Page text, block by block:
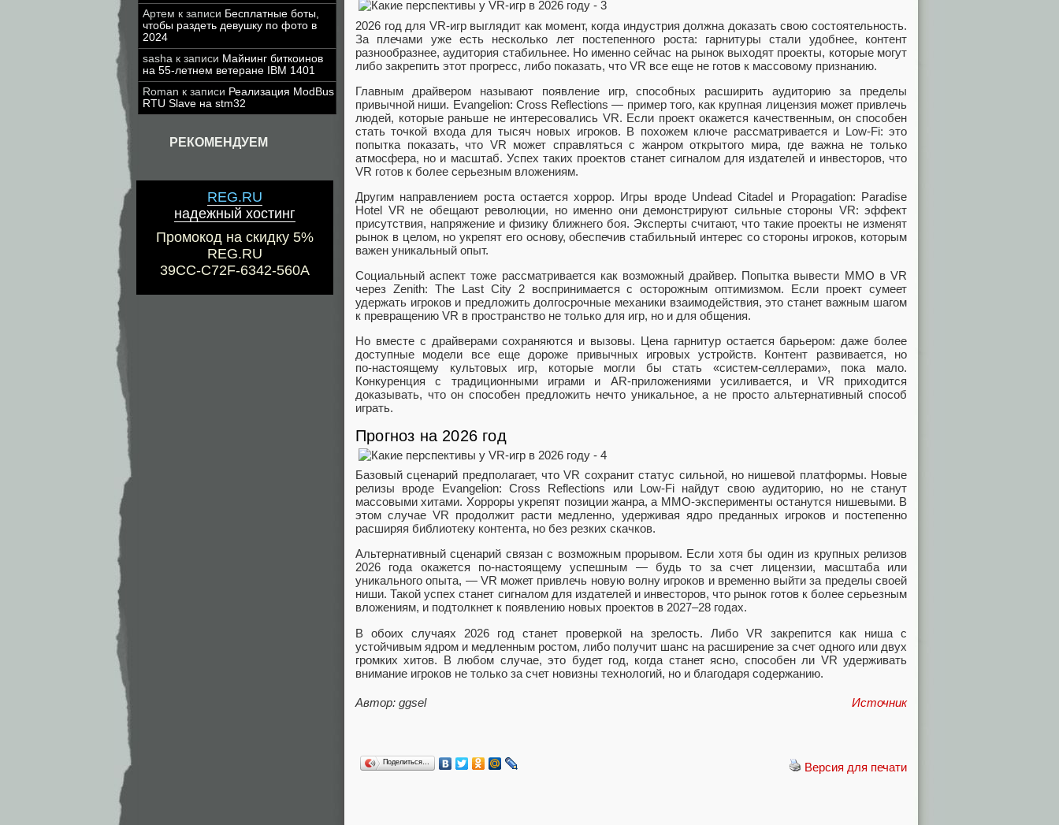
Артем к записи Бесплатные боты,
чтобы раздеть девушку по фото в
2024
sasha к записи Майнинг биткоинов
на 55-летнем ветеране IBM 1401
Roman к записи Реализация ModBus
RTU Slave на stm32
РЕКОМЕНДУЕМ
REG.RU
надежный хостинг
Промокод на скидку 5%
REG.RU
39CC-C72F-6342-560A
2026 год для VR‑игр выглядит как момент, когда индустрия должна доказать свою состоятельность.
За плечами уже есть несколько лет постепенного роста: гарнитуры стали удобнее, контент
разнообразнее, аудитория стабильнее. Но именно сейчас на рынок выходят проекты, которые могут
либо закрепить этот прогресс, либо показать, что VR все еще не готов к массовому признанию.
Главным драйвером называют появление игр, способных расширить аудиторию за пределы
привычной ниши. Evangelion: Cross Reflections — пример того, как крупная лицензия может привлечь
людей, которые раньше не интересовались VR. Если проект окажется качественным, он способен
стать точкой входа для тысяч новых игроков. В похожем ключе рассматривается и Low‑Fi: это
попытка показать, что VR может справляться с жанром открытого мира, где важна не только
атмосфера, но и масштаб. Успех таких проектов станет сигналом для издателей и инвесторов, что
VR готов к более серьезным вложениям.
Другим направлением роста остается хоррор. Игры вроде Undead Citadel и Propagation: Paradise
Hotel VR не обещают революции, но именно они демонстрируют сильные стороны VR: эффект
присутствия, напряжение и физику ближнего боя. Эксперты считают, что такие проекты не изменят
рынок в целом, но укрепят его основу, обеспечив стабильный интерес со стороны игроков, которым
важен уникальный опыт.
Социальный аспект тоже рассматривается как возможный драйвер. Попытка вывести MMO в VR
через Zenith: The Last City 2 воспринимается с осторожным оптимизмом. Если проект сумеет
удержать игроков и предложить долгосрочные механики взаимодействия, это станет важным шагом
к превращению VR в пространство не только для игр, но и для общения.
Но вместе с драйверами сохраняются и вызовы. Цена гарнитур остается барьером: даже более
доступные модели все еще дороже привычных игровых устройств. Контент развивается, но
по‑настоящему культовых игр, которые могли бы стать «систем‑селлерами», пока мало.
Конкуренция с традиционными играми и AR‑приложениями усиливается, и VR приходится
доказывать, что он способен предложить нечто уникальное, а не просто альтернативный способ
играть.
Прогноз на 2026 год
Базовый сценарий предполагает, что VR сохранит статус сильной, но нишевой платформы. Новые
релизы вроде Evangelion: Cross Reflections или Low‑Fi найдут свою аудиторию, но не станут
массовыми хитами. Хорроры укрепят позиции жанра, а MMO‑эксперименты останутся нишевыми. В
этом случае VR продолжит расти медленно, удерживая ядро преданных игроков и постепенно
расширяя библиотеку контента, но без резких скачков.
Альтернативный сценарий связан с возможным прорывом. Если хотя бы один из крупных релизов
2026 года окажется по‑настоящему успешным — будь то за счет лицензии, масштаба или
уникального опыта, — VR может привлечь новую волну игроков и временно выйти за пределы своей
ниши. Такой успех станет сигналом для издателей и инвесторов, что рынок готов к более серьезным
вложениям, и подтолкнет к появлению новых проектов в 2027–28 годах.
В обоих случаях 2026 год станет проверкой на зрелость. Либо VR закрепится как ниша с
устойчивым ядром и медленным ростом, либо получит шанс на расширение за счет одного или двух
громких хитов. В любом случае, это будет год, когда станет ясно, способен ли VR удерживать
внимание игроков не только за счет новизны технологий, но и благодаря содержанию.
Автор: ggsel Источник
Версия для печати
Поделиться…